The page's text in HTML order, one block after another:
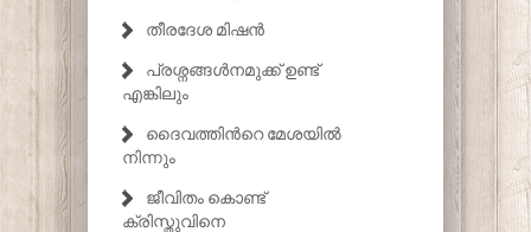
തീരദേശ മിഷൻ
പ്രശ്നങ്ങൾനമുക്ക് ഉണ്ട്
എങ്കിലും
ദൈവത്തിൻറെ മേശയിൽ
നിന്നും
ജീവിതം കൊണ്ട്
ക്രിസ്തുവിനെ